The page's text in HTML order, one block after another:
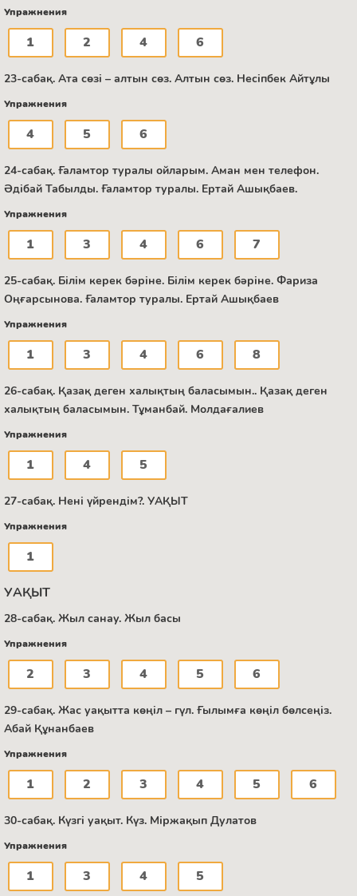
Упражнения
1 2 4 6
23-сабақ. Ата сөзі – алтын сөз. Алтын сөз. Несіпбек Айтұлы
Упражнения
4 5 6
24-сабақ. Ғаламтор туралы ойларым. Аман мен телефон.
Әдібай Табылды. Ғаламтор туралы. Ертай Ашықбаев.
Упражнения
1 3 4 6 7
25-сабақ. Білім керек бәріне. Білім керек бәріне. Фариза
Оңғарсынова. Ғаламтор туралы. Ертай Ашықбаев
Упражнения
1 3 4 6 8
26-сабақ. Қазақ деген халықтың баласымын.. Қазақ деген
халықтың баласымын. Тұманбай. Молдағалиев
Упражнения
1 4 5
27-сабақ. Нені үйрендім?. УАҚЫТ
Упражнения
1
УАҚЫТ
28-сабақ. Жыл санау. Жыл басы
Упражнения
2 3 4 5 6
29-сабақ. Жас уақытта көңіл – гүл. Ғылымға көңіл бөлсеңіз.
Абай Құнанбаев
Упражнения
1 2 3 4 5 6
30-сабақ. Күзгі уақыт. Күз. Міржақып Дулатов
Упражнения
1 3 4 5